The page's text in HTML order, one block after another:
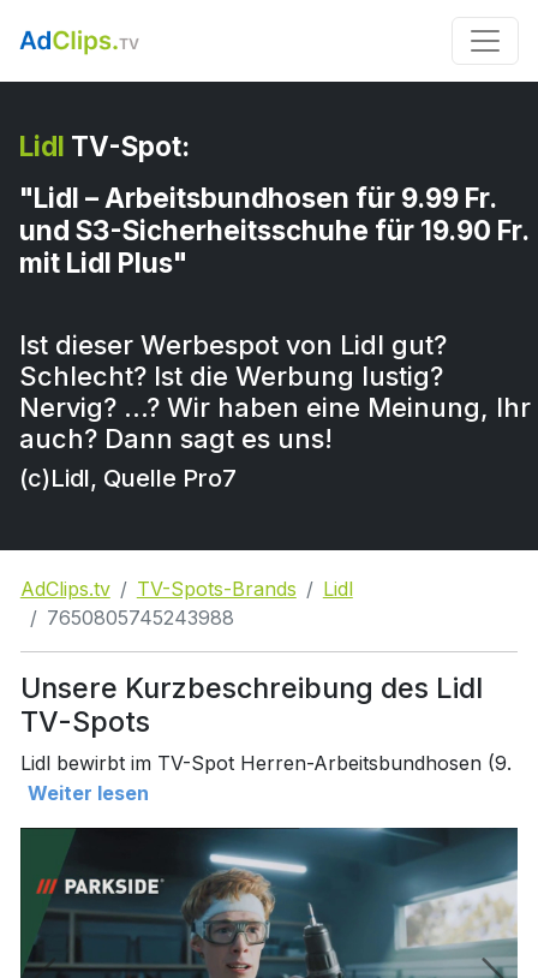
Lidl TV-Spot:
"Lidl – Arbeitsbundhosen für 9.99 Fr.
und S3-Sicherheitsschuhe für 19.90 Fr.
mit Lidl Plus"
Ist dieser Werbespot von Lidl gut?
Schlecht? Ist die Werbung lustig?
Nervig? …? Wir haben eine Meinung, Ihr
auch? Dann sagt es uns!
(c)Lidl, Quelle Pro7
AdClips.tv TV-Spots-Brands
Lidl
7650805745243988
Unsere Kurzbeschreibung des Lidl
TV-Spots
Lidl bewirbt im TV-Spot Herren-Arbeitsbundhosen (9.
Weiter lesen